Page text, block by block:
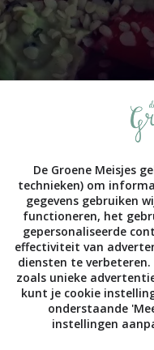
all the inspiration. We
deze post op:
FACEBOOK [pinit]
De Groene Meisjes
technieken) om
gegevens gebruiken
functioneren, het
gepersonaliseerde
effectiviteit van
diensten te verbeteren.
zoals unieke
kunt je cookie
onderstaande
instellingen